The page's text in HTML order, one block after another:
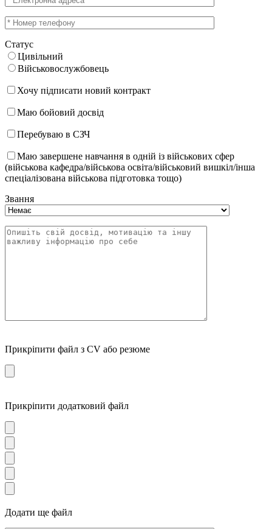
Статус
Цивільний
Військовослужбовець
Хочу підписати новий контракт
Маю бойовий досвід
Перебуваю в СЗЧ
Маю завершене навчання в одній із військових сфер
(військова кафедра/військова освіта/військовий вишкіл/інша
спеціалізована військова підготовка тощо)
Звання
Прикріпити файл з CV або резюме
Прикріпити додатковий файл
Додати ще файл